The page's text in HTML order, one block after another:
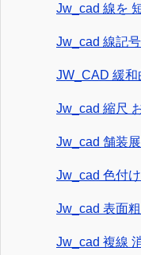
Jw_cad 線を
Jw_cad 線記
JW_CAD 緩和
Jw_cad 縮尺
Jw_cad 舗装
Jw_cad 色付け
Jw_cad 表面
Jw_cad 複線